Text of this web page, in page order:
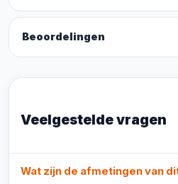
Beoordelingen
Veelgestelde vragen
Wat zijn de afmetingen van